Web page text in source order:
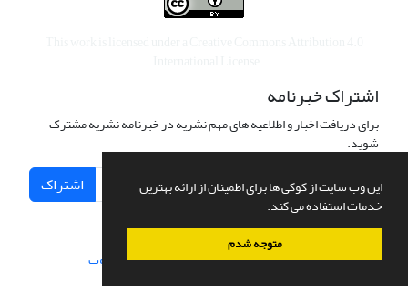
این وب سایت از کوکی ها برای اطمینان از ارائه بهترین
خدمات استفاده می کند.
متوجه شدم
اشتراک خبرنامه
برای دریافت اخبار و اطلاعیه های مهم نشریه در خبرنامه نشریه مشترک
شوید.
اشتراک
سامانه مدیریت نشریات علمی.طراحی و پیاده سازی از سیناوب